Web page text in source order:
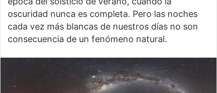
oscuridad nunca es completa. Pero las noches
cada vez más blancas de nuestros días no son
consecuencia de un fenómeno natural.